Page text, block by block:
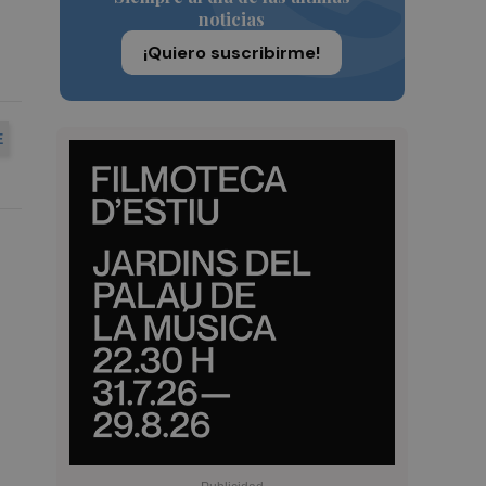
noticias
¡Quiero suscribirme!